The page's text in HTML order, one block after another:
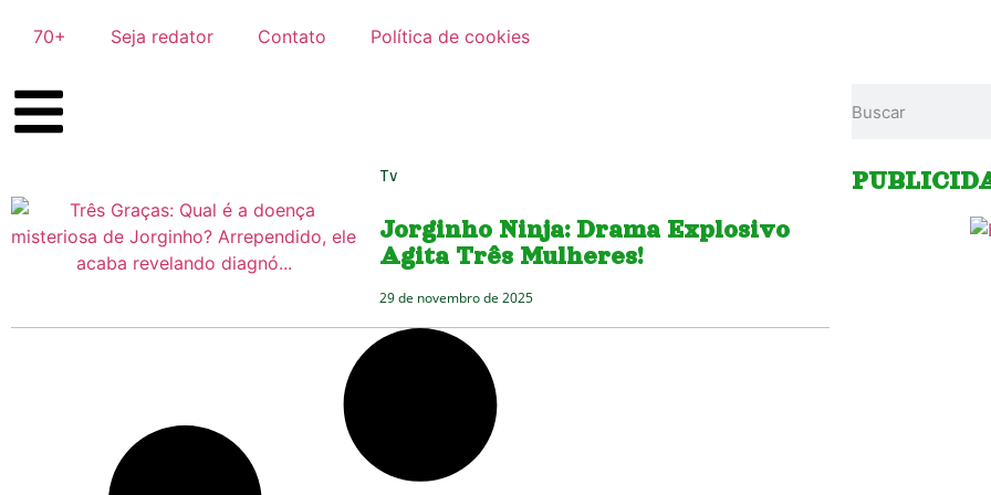
70+ Seja redator Contato Política de cookies
Tv
Jorginho Ninja: Drama Explosivo
Agita Três Mulheres!
29 de novembro de 2025